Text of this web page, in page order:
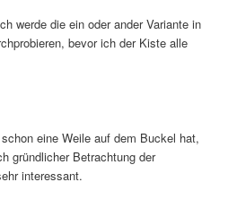
werde die ein oder ander Variante in
bevor ich der Kiste alle
eine Weile auf dem Buckel hat,
gründlicher Betrachtung der
interessant.